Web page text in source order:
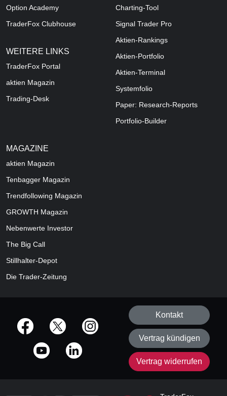
Option Academy
TraderFox Clubhouse
WEITERE LINKS
TraderFox Portal
aktien Magazin
Trading-Desk
Charting-Tool
Signal Trader Pro
Aktien-Rankings
Aktien-Portfolio
Aktien-Terminal
Systemfolio
Paper: Research-Reports
Portfolio-Builder
MAGAZINE
aktien Magazin
Tenbagger Magazin
Trendfollowing Magazin
GROWTH Magazin
Nebenwerte Investor
The Big Call
Stillhalter-Depot
Die Trader-Zeitung
offizielle Social Media-Accounts
Kontakt
Vertrag kündigen
Vertrag widerrufen